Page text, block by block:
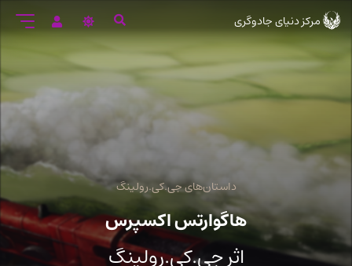
ورود
به
مرکز دنیای جادوگری
داستان‌های جی.کی.رولینگ
هاگوارتس اکسپرس
اثر جی.کی.رولینگ